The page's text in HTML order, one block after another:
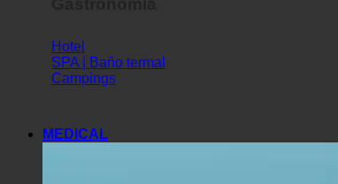
Hotel
SPA | Baño termal
Campings
MEDICAL